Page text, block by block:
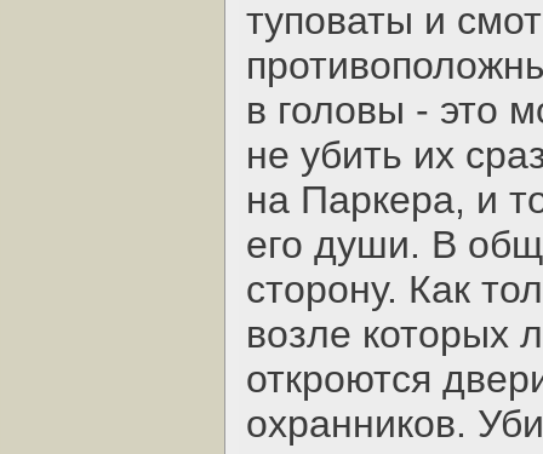
туповаты и
в головы - это
не убить их
на Паркера, и
его души. В
сторону. Как
возле которых
откроются
охранников.